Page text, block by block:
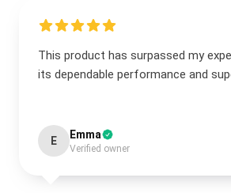
This product has surpassed my
its dependable performance and
E Emma
Verified owner